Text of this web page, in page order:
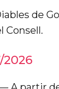
de
Consell.